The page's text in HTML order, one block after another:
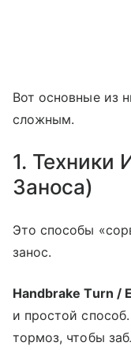
Вот основные из
сложным.
1. Техники
Заноса)
Это способы
занос.
Handbrake Turn /
и простой
тормоз, чтобы